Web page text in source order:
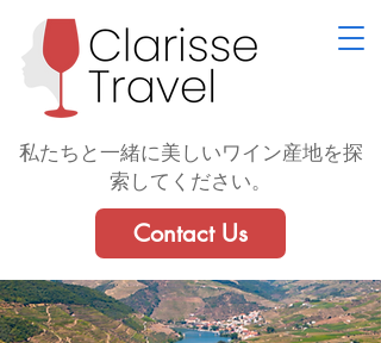
私たちと一緒に美しいワイン産地を探
索してください。
Contact Us